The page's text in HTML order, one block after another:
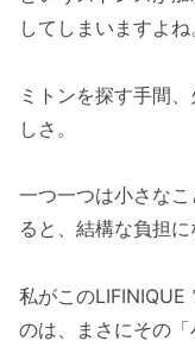
してしまいますよね
ミトンを探す手間
しさ。
一つ一つは小さな
ると、結構な負担に
私がこのLIFINIQUE
のは、まさにその